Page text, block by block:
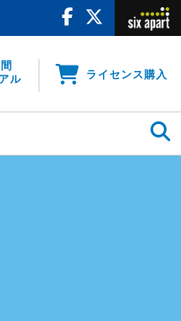
ル
ライセンス購入